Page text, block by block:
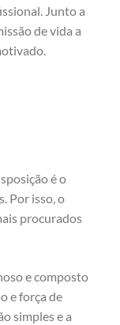
Junto a
de vida a
é o
Por isso, o
procurados
e composto
e força de
simples e a